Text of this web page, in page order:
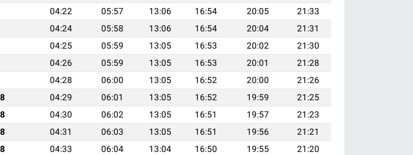
04:22 05:57 13:06 16:54 20:05
21:33
04:24 05:58 13:06 16:54 20:04
21:31
04:25 05:59 13:05 16:53 20:02
21:30
04:26 05:59 13:05 16:53 20:01
21:28
04:28 06:00 13:05 16:52 20:00
21:26
04:29 06:01 13:05 16:52 19:59
21:25
04:30 06:02 13:05 16:51 19:57
21:23
04:31 06:03 13:05 16:51 19:56
21:21
04:33 06:04 13:04 16:50 19:55
21:20